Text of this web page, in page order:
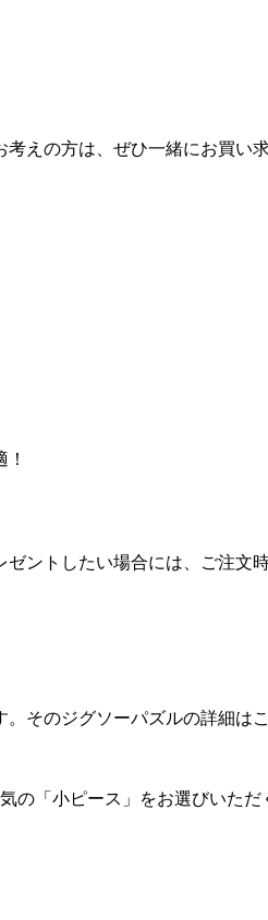
えの方は、ぜひ一緒にお買い
ントしたい場合には、ご注文
そのジグソーパズルの詳細はこ
の「小ピース」をお選びいた